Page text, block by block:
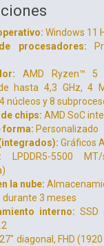
Windows 11
procesadores:
AMD Ryzen™ 5
hasta 4,3 GHz, 4
núcleos y 8
chips: AMD SoC
forma: Personalizado
Gráficos
LPDDR5-5500
la nube:
durante 3 meses
interno: SSD
27" diagonal, FHD